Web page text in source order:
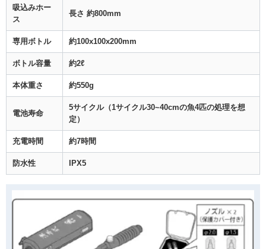
吸込みホー
ス
長さ 約800mm
専用ボトル 約100x100x200mm
ボトル容量 約2ℓ
本体重さ 約550g
電池寿命
5サイクル（1サイクル30~40cmの魚4匹の処理を想
定）
充電時間 約7時間
防水性 IPX5